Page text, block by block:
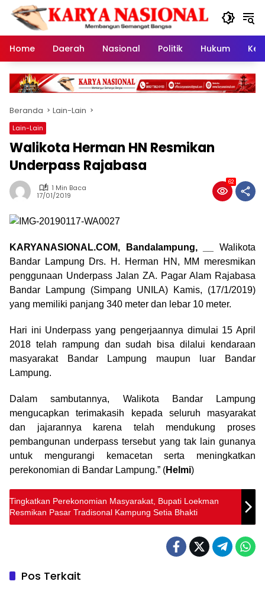
Langsung
konten
Home
Daerah Nasional Politik Hukum
Beranda Lain-Lain
Lain-Lain
Walikota Herman HN Resmikan
Underpass Rajabasa
1 Min Baca
17/01/2019
62
KARYANASIONAL.COM, Bandalampung, __
Walikota
Bandar Lampung Drs. H. Herman HN, MM meresmikan
penggunaan Underpass Jalan ZA. Pagar Alam Rajabasa
Bandar Lampung (Simpang UNILA) Kamis, (17/1/2019)
yang memiliki panjang 340 meter dan lebar 10 meter.
Hari ini Underpass yang pengerjaannya dimulai 15 April
2018 telah rampung dan sudah bisa dilalui kendaraan
masyarakat Bandar Lampung maupun luar Bandar
Lampung.
Dalam sambutannya, Walikota Bandar Lampung
mengucapkan terimakasih kepada seluruh masyarakat
dan jajarannya karena telah mendukung proses
pembangunan underpass tersebut yang tak lain gunanya
untuk mengurangi kemacetan serta meningkatkan
perekonomian di Bandar Lampung.” (Helmi)
Tingkatkan Perekonomian Masyarakat, Bupati Loekman
Resmikan Pasar Tradisonal Kampung Setia Bhakti
Pos Terkait